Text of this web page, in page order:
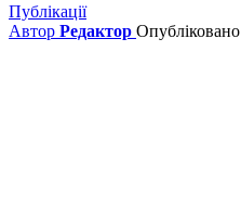
Публікації
Автор Редактор Опубліковано